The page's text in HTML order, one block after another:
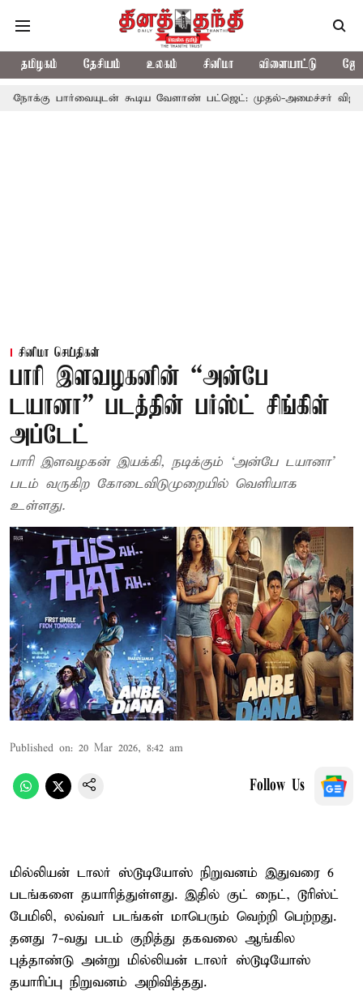
தமிழகம் தேசியம் உலகம் சினிமா விளையாட்டு
கூடிய வேளாண் பட்ஜெட்: முதல்-அமைச்சர் விஜய் தமிழக
சினிமா செய்திகள்
பாரி இளவழகனின் “அன்பே
டயானா” படத்தின் பர்ஸ்ட் சிங்கிள்
அப்டேட்
பாரி இளவழகன் இயக்​கி, நடிக்​கும் ‘அன்பே டயா​னா’
படம் வருகிற கோடைவிடுமுறையில் வெளியாக
உள்ளது.
Published on: 20 Mar 2026, 8:42 am
Follow Us
மில்லியன் டாலர் ஸ்டூடியோஸ் நிறுவனம் இதுவரை 6
படங்களை தயாரித்துள்ளது. இதில் குட் நைட், டூரிஸ்ட்
பேமிலி, லவ்வர் படங்கள் மாபெரும் வெற்றி பெற்றது.
தனது 7-வது படம் குறித்து தகவலை ஆங்கில
புத்தாண்டு அன்று மில்லியன் டாலர் ஸ்டூடியோஸ்
தயாரிப்பு நிறுவனம் அறிவித்தது.